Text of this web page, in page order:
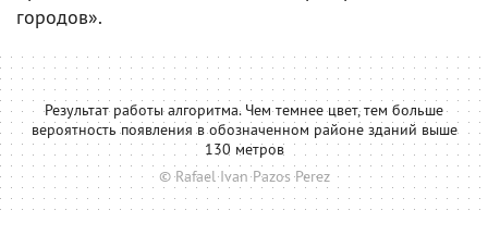
городов».
Результат работы алгоритма. Чем темнее цвет, тем больше
вероятность появления в обозначенном районе зданий выше
130 метров
© Rafael Ivan Pazos Perez